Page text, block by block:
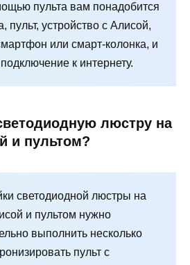
пульта вам понадобится
пульт, устройство с Алисой,
или смарт-колонка, и
к интернету.
люстру на
и пультом?
светодиодной люстры на
и пультом нужно
выполнить несколько
пульт с